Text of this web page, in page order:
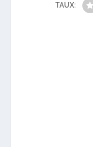
TAUX: